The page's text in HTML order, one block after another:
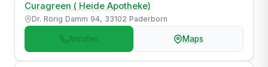
Curagreen ( Heide Apotheke)
Dr. Rörig Damm 94, 33102 Paderborn
Anrufen Maps